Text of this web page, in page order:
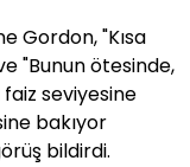
Gordon, "Kısa
"Bunun ötesinde,
seviyesine
bakıyor
bildirdi.